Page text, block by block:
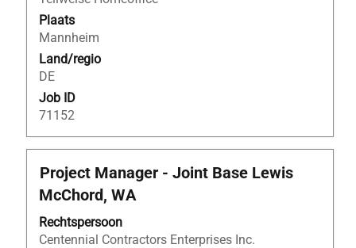
Plaats
Mannheim
Land/regio
DE
Job ID
71152
de
functiegegevens
weer
te
geven.
Titel
Project Manager - Joint Base Lewis
McChord, WA
Rechtspersoon
Centennial Contractors Enterprises Inc.
Selecteer
deze
spatiebalk
om
de